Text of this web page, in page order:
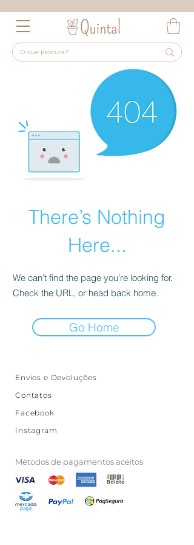
There’s Nothing
Here...
We can’t find the page you’re looking for.
Check the URL, or head back home.
Go Home
Envios e Devoluções
Contatos
Facebook
Instagram
Métodos de pagamentos aceitos